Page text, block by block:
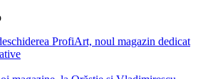
ProfiArt, noul magazin dedicat